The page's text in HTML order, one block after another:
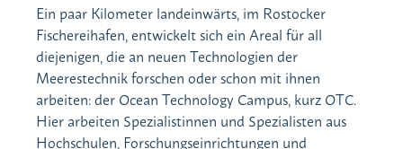
Ein paar Kilometer landeinwärts, im Rostocker
Fischereihafen, entwickelt sich ein Areal für all
diejenigen, die an neuen Technologien der
Meerestechnik forschen oder schon mit ihnen
arbeiten: der Ocean Technology Campus, kurz OTC.
Hier arbeiten Spezialistinnen und Spezialisten aus
Hochschulen, Forschungseinrichtungen und